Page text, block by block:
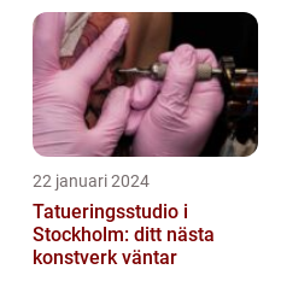
22 januari 2024
Tatueringsstudio i
Stockholm: ditt nästa
konstverk väntar